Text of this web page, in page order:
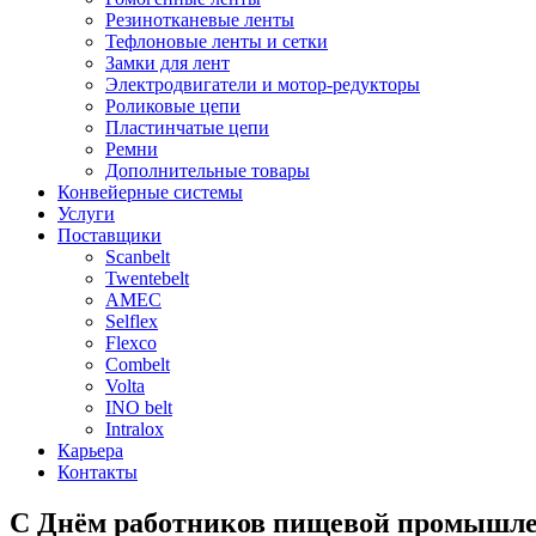
Резинотканевые ленты
Тефлоновые ленты и сетки
Замки для лент
Электродвигатели и мотор-редукторы
Роликовые цепи
Пластинчатые цепи
Ремни
Дополнительные товары
Конвейерные системы
Услуги
Поставщики
Scanbelt
Twentebelt
АMEC
Selflex
Flexco
Combelt
Volta
INO belt
Intralox
Карьера
Контакты
С Днём работников пищевой